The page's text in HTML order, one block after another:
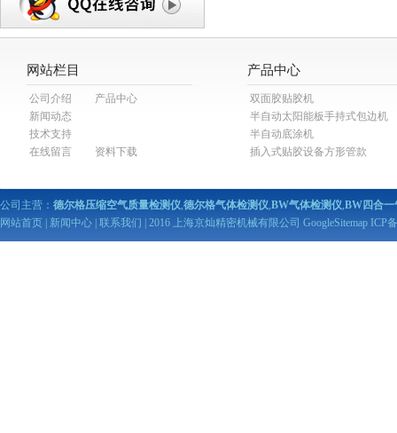
网站栏目
公司介绍
产品中心
新闻动态
技术支持
在线留言
资料下载
产品中心
双面胶贴胶机
半自动太阳能板手持式包边机
半自动底涂机
插入式贴胶设备方形管款
公司主营： 德尔格压缩空气质量检测仪,德尔格气体检测仪,BW气体检测仪,BW四合一
网站首页
新闻中心 联系我们 | 2016 上海京灿精密机械有限公司 GoogleSitemap ICP